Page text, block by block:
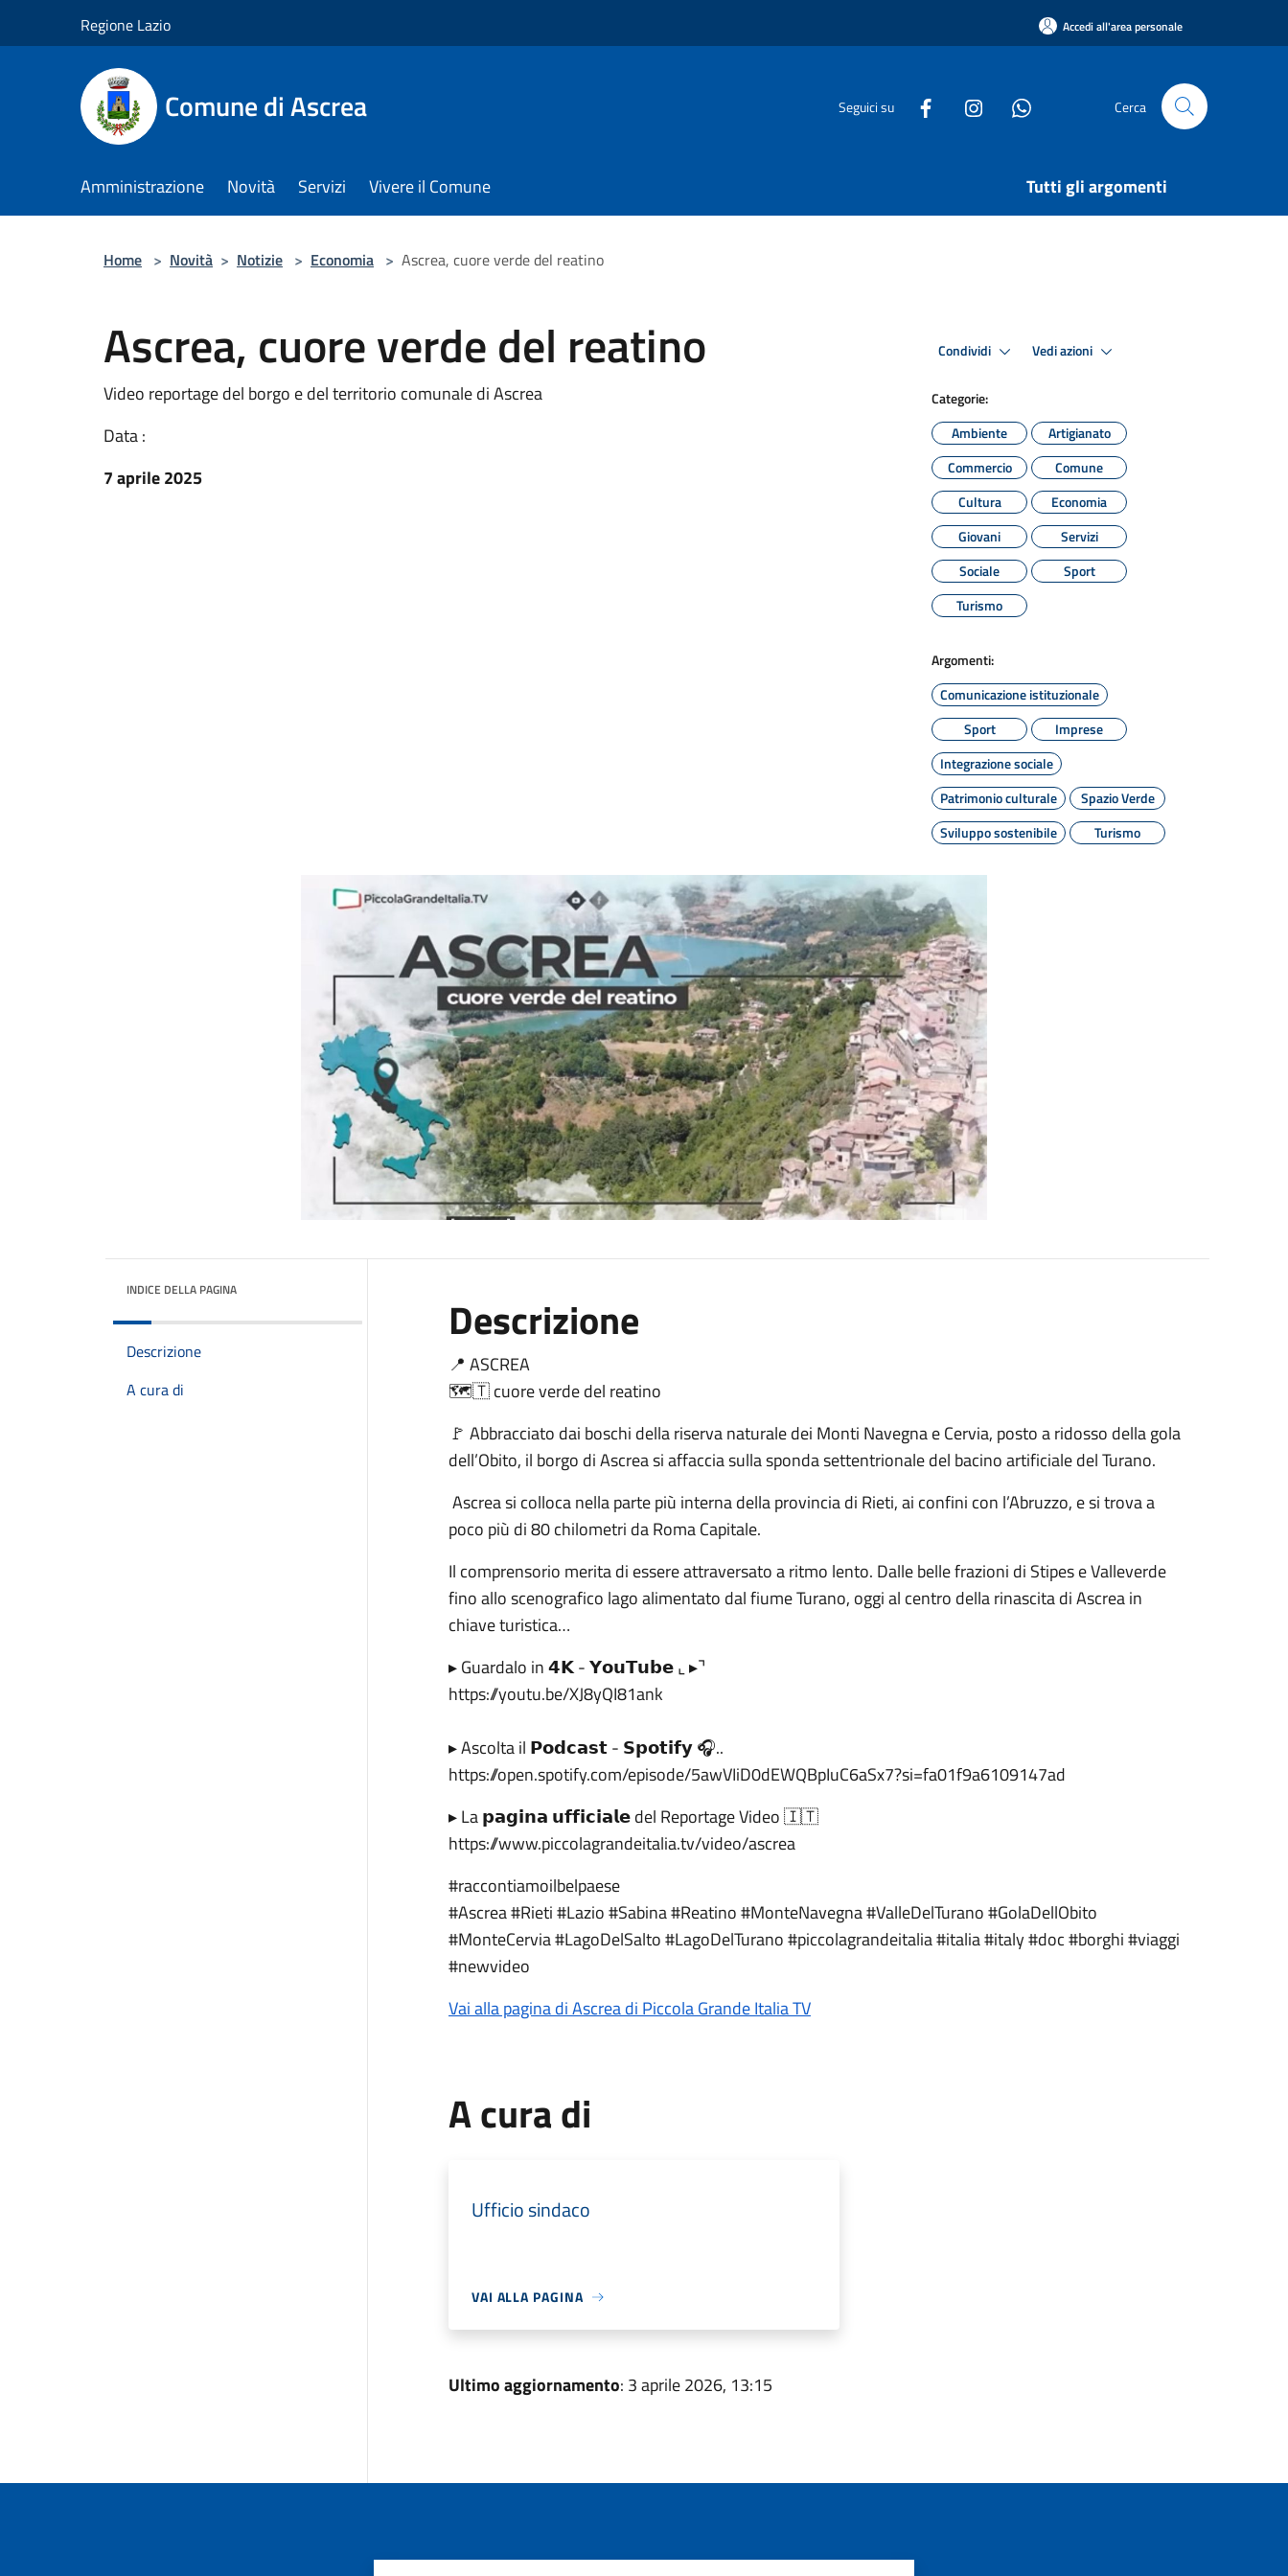
Regione Lazio Accedi all'area personale
Comune di Ascrea Seguici su Cerca
Amministrazione Novità Servizi Vivere il Comune Tutti gli argomenti
Home > Novità > Notizie > Economia > Ascrea, cuore verde del reatino
Ascrea, cuore verde del reatino
Video reportage del borgo e del territorio comunale di Ascrea
Data :
7 aprile 2025
Condividi Vedi azioni
Categorie:
Ambiente
Artigianato
Commercio
Comune
Cultura
Economia
Giovani
Servizi
Sociale
Sport
Turismo
Argomenti:
Comunicazione istituzionale
Sport
Imprese
Integrazione sociale
Patrimonio culturale
Spazio Verde
Sviluppo sostenibile
Turismo
INDICE DELLA PAGINA
Descrizione
A cura di
Descrizione
📍 ASCREA
​🗺🇹 cuore verde del reatino
🚩 Abbracciato dai boschi della riserva naturale dei Monti Navegna e Cervia, posto a ridosso della gola
dell’Obito, il borgo di Ascrea si affaccia sulla sponda settentrionale del bacino artificiale del Turano.
Ascrea si colloca nella parte più interna della provincia di Rieti, ai confini con l’Abruzzo, e si trova a
poco più di 80 chilometri da Roma Capitale.
Il comprensorio merita di essere attraversato a ritmo lento. Dalle belle frazioni di Stipes e Valleverde
fino allo scenografico lago alimentato dal fiume Turano, oggi al centro della rinascita di Ascrea in
chiave turistica…
▸ Guardalo in 𝟰𝗞 - 𝗬𝗼𝘂𝗧𝘂𝗯𝗲 ⌞ ▸⌝
https://youtu.be/XJ8yQI81ank
▸ Ascolta il 𝗣𝗼𝗱𝗰𝗮𝘀𝘁 - 𝗦𝗽𝗼𝘁𝗶𝗳𝘆 🎧..
https://open.spotify.com/episode/5awVIiD0dEWQBpIuC6aSx7?si=fa01f9a6109147ad
▸ La 𝗽𝗮𝗴𝗶𝗻𝗮 𝘂𝗳𝗳𝗶𝗰𝗶𝗮𝗹𝗲 del Reportage Video 🇮🇹
https://www.piccolagrandeitalia.tv/video/ascrea
#raccontiamoilbelpaese
#Ascrea #Rieti #Lazio #Sabina #Reatino #MonteNavegna #ValleDelTurano #GolaDellObito
#MonteCervia #LagoDelSalto #LagoDelTurano #piccolagrandeitalia #italia #italy #doc #borghi #viaggi
#newvideo
Vai alla pagina di Ascrea di Piccola Grande Italia TV
A cura di
Ufficio sindaco
VAI ALLA PAGINA
Ultimo aggiornamento: 3 aprile 2026, 13:15